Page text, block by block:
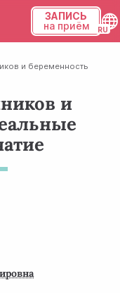
ЗАПИСЬ
на приём
и беременность
и